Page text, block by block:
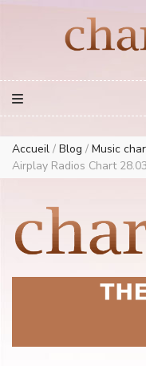
European Music Charts plus
Accueil / Blog / Music
Airplay Radios Chart